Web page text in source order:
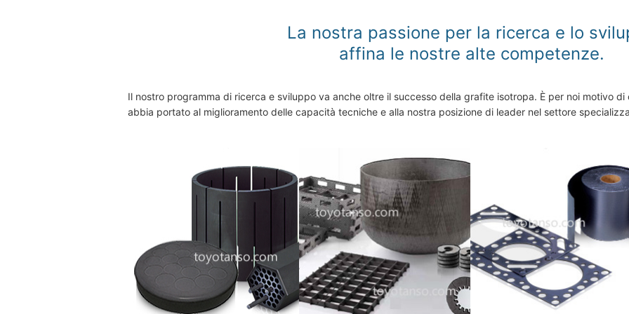
La nostra passione per la ricerca e lo
affina le nostre alte competenze.
Il nostro programma di ricerca e sviluppo va anche oltre il successo della grafite isotropa. È per noi motivo
abbia portato al miglioramento delle capacità tecniche e alla nostra posizione di leader nel settore